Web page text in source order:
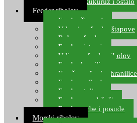
Feeder ribolov
Feeder štapovi
Vrhovi za feeder štapove
Role za feeder
Feeder sistemi
Udice za feeder ribolov
Feeder hranilice
Kopče za feeder hranilice
Feeder najloni
Feeder stolice
Feeder arm držači
Feeder torbe i posude
Morski ribolov